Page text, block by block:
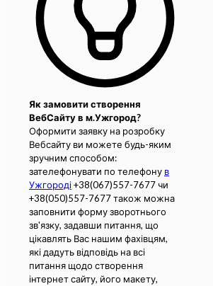
Як замовити створення
ВебСайту в м.Ужгород?
Оформити заявку на розробку
Вебсайту ви можете будь-яким
зручним способом:
зателефонувати по телефону в
Ужгороді+38(067)557-7677 чи
+38(050)557-7677 також можна
заповнити форму зворотнього
зв'язку, задавши питання, що
цікавлять Вас нашим фахівцям,
які дадуть відповідь на всі
питання щодо створення
інтернет сайту, його макету,